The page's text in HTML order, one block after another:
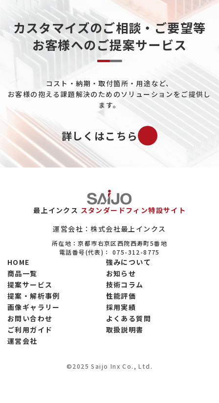
重工業分野について
データセンターについて
ペルチェ素子について
工場ユーティリティ配管について
既設プラントの配管冷却について
バイオマス市場について
ガスについて
保全（メンテナンス）市場について
ヒートシンクについて
設備系商社について
大学・公的研究機関の実験設備について
省エネ関連市場について
製菓市場について
製粉市場について
調味料市場について
冷凍食品市場について
カスタマイズのご相談・ご要望等
お客様へのご提案サービス
コスト・納期・取付箇所・用途など、
お客様の抱える課題解決のためのソリューションをご提供し
ます。
詳しくはこちら
最上インクス スタンダードフィン特設サイト
運営会社：株式会社最上インクス
所在地：京都市右京区西院西寿町5番地
電話番号(代表)：075-312-8775
HOME
強みについて
商品一覧
お知らせ
提案サービス
技術コラム
提案・解析事例
性能評価
画像ギャラリー
採用実績
お問い合わせ
よくある質問
ご利用ガイド
取扱説明書
運営会社
©2025 Saijo Inx Co., Ltd.